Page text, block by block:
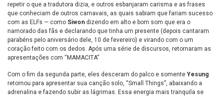
repetir o que a tradutora dizia, e outros esbanjaram carisma e as frases
que conheciam de outros carnavais, as quais sabiam que fariam sucesso
com as ELFs — como Siwon dizendo em alto e bom som que era o
namorado das fãs e declarando que tinha um presente (depois cantaram
parabéns pelo aniversário dele, 10 de fevereiro) e virando com o um
coração feito com os dedos. Após uma série de discursos, retornaram as
apresentações com “MAMACITA”
Com o fim da segunda parte, eles desceram do palco e somente Yesung
retornou para apresentar sua canção solo, “Small Things”, abaixando a
adrenalina e fazendo subir as lágrimas. Essa energia mais tranquila se